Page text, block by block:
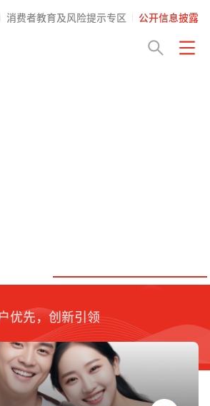
消费者教育及风险提示专区 公开信息披露
优先，创新引领